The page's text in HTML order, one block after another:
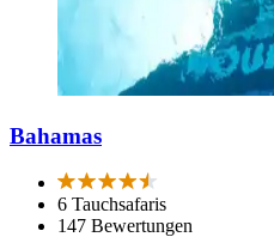
Bahamas
6 Tauchsafaris
147 Bewertungen